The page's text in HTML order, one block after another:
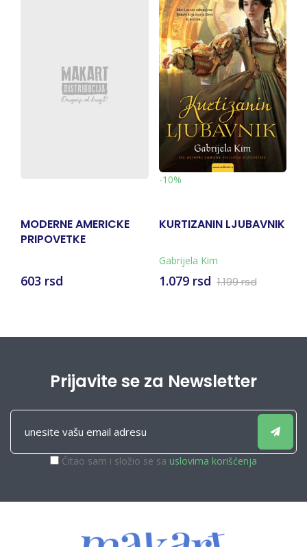
MODERNE AMERICKE
PRIPOVETKE
603 rsd
-10%
KURTIZANIN LJUBAVNIK
Gabrijela Kim
1.079 rsd 1.199 rsd
Prijavite se za Newsletter
Čitao sam i složio se sa uslovima korišćenja